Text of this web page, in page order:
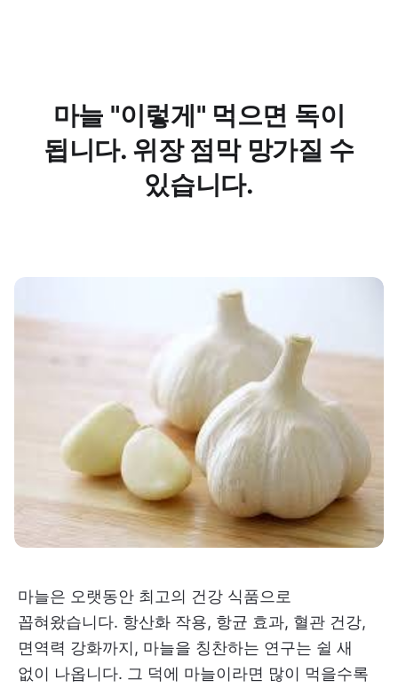
마늘 "이렇게" 먹으면 독이
됩니다. 위장 점막 망가질 수
있습니다.
마늘은 오랫동안 최고의 건강 식품으로
꼽혀왔습니다. 항산화 작용, 항균 효과, 혈관 건강,
면역력 강화까지, 마늘을 칭찬하는 연구는 쉴 새
없이 나옵니다. 그 덕에 마늘이라면 많이 먹을수록